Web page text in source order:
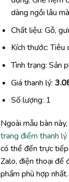
dàng ngồi lâu
Chất liệu: Gỗ,
Kích thước: Tiêu
Tình trạng: Sản
Giá thanh lý:
Số lượng: 1
Ngoài mẫu bàn
trang điểm thanh lý
có thể đến trực
Zalo, điện thoại để
phẩm phù hợp nhất.